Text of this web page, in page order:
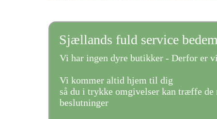
Sjællands fuld service
Vi har ingen dyre butikker - Derfor er
Vi kommer altid hjem til dig
så du i trykke omgivelser kan træffe de
beslutninger